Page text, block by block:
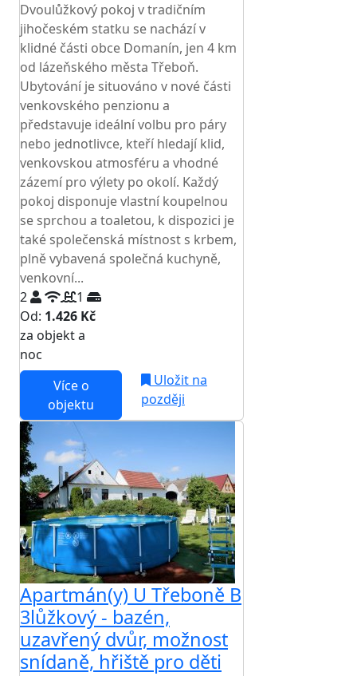
Dvoulůžkový pokoj v tradičním
jihočeském statku se nachází v
klidné části obce Domanín, jen 4 km
od lázeňského města Třeboň.
Ubytování je situováno v nové části
venkovského penzionu a
představuje ideální volbu pro páry
nebo jednotlivce, kteří hledají klid,
venkovskou atmosféru a vhodné
zázemí pro výlety po okolí. Každý
pokoj disponuje vlastní koupelnou
se sprchou a toaletou, k dispozici je
také společenská místnost s krbem,
plně vybavená společná kuchyně,
venkovní...
2
1
Od: 1.426 Kč
za objekt a
noc
Více o
objektu
Uložit na
později
Apartmán(y) U Třeboně B
3lůžkový - bazén,
uzavřený dvůr, možnost
snídaně, hřiště pro děti